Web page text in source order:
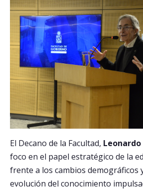
El Decano de la Facultad,
foco en el papel estratégico de la
frente a los cambios demográficos
evolución del conocimiento